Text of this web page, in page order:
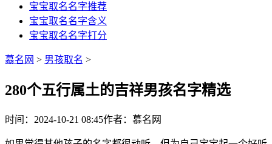
宝宝取名名字推荐
宝宝取名名字含义
宝宝取名名字打分
慕名网 > 男孩取名 >
280个五行属土的吉祥男孩名字精选
时间：2024-10-21 08:45作者：慕名网